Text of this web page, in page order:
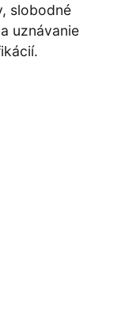
slobodné
uznávanie